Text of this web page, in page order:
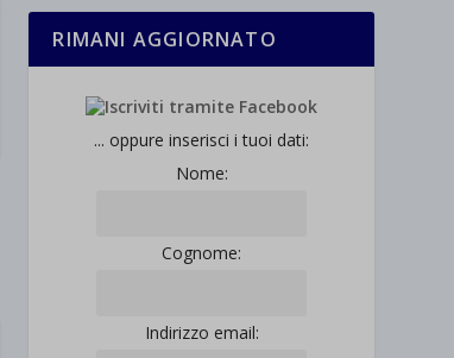
RIMANI AGGIORNATO
... oppure inserisci i tuoi dati:
Nome:
Cognome:
Indirizzo email: